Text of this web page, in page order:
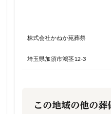
株式会社かねか苑葬祭
埼玉県加須市鴻茎12-3
この地域の他の葬